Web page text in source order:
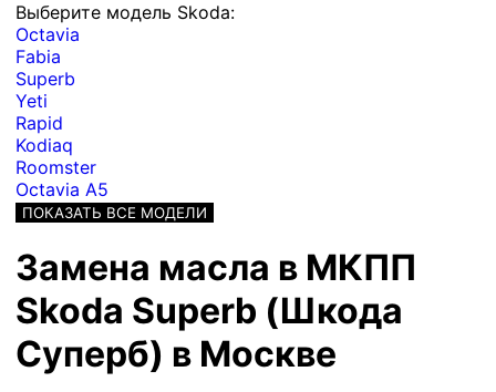
Выберите модель Skoda:
Octavia
Fabia
Superb
Yeti
Rapid
Kodiaq
Roomster
Octavia A5
ПОКАЗАТЬ ВСЕ МОДЕЛИ
Замена масла в МКПП
Skoda Superb (Шкода
Суперб) в Москве